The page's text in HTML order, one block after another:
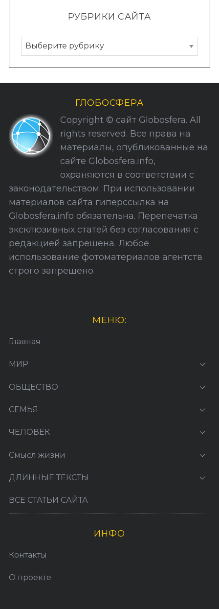
РУБРИКИ САЙТА
Р
у
б
р
и
С
а
а
ГЛОБОСФЕРА
Copyright © сайт Globosfera. All
rights reserved. Все права на
материалы, опубликованные на
сайте Globosfera.info,
охраняются в соответствии с
законодательством. При использовании
материалов сайта гиперссылка на
Globosfera.info обязательна. Перепечатка
эксклюзивных статей без согласования с
редакцией запрещена. Любое
использование фотоматериалов агентств
строго запрещено.
МЕНЮ:
Главная
МИР
ОБЩЕСТВО
СЕМЬЯ
ЧЕЛОВЕК
Смысл жизни
ДЛИННЫЕ ТЕКСТЫ
ВСЕ СТАТЬИ САЙТА
ИНФО
Контакты
О проекте